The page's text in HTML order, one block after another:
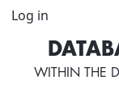
Skip
content
User
account
menu
Log in
WITHIN THE